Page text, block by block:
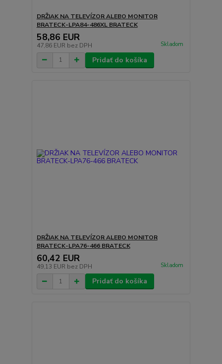
DRŽIAK NA TELEVÍZOR ALEBO MONITOR
BRATECK-LPA84-486XL BRATECK
58,86 EUR
47,86 EUR bez DPH Skladom
Pridať do košíka
DRŽIAK NA TELEVÍZOR ALEBO MONITOR
BRATECK-LPA76-466 BRATECK
60,42 EUR
49,13 EUR bez DPH Skladom
Pridať do košíka